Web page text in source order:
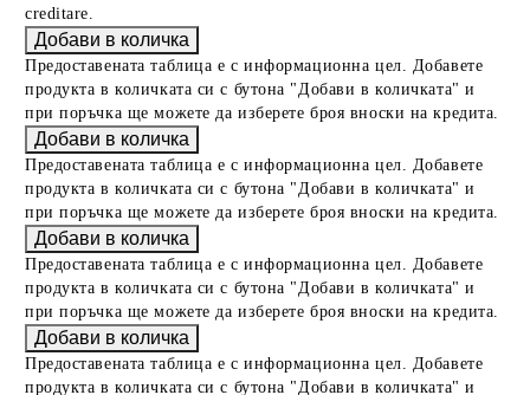
creditare.
Предоставената таблица е с информационна цел. Добавете
продукта в количката си с бутона "Добави в количката" и
при поръчка ще можете да изберете броя вноски на кредита.
Предоставената таблица е с информационна цел. Добавете
продукта в количката си с бутона "Добави в количката" и
при поръчка ще можете да изберете броя вноски на кредита.
Предоставената таблица е с информационна цел. Добавете
продукта в количката си с бутона "Добави в количката" и
при поръчка ще можете да изберете броя вноски на кредита.
Предоставената таблица е с информационна цел. Добавете
продукта в количката си с бутона "Добави в количката" и